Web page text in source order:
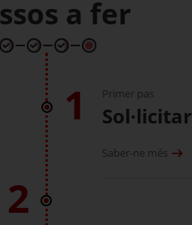
a fer
1 Primer pas
Sol·licitar
Saber-ne més
2